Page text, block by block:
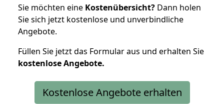
Sie möchten eine Kostenübersicht? Dann holen
Sie sich jetzt kostenlose und unverbindliche
Angebote.
Füllen Sie jetzt das Formular aus und erhalten Sie
kostenloseAngebote.
Kostenlose Angebote erhalten